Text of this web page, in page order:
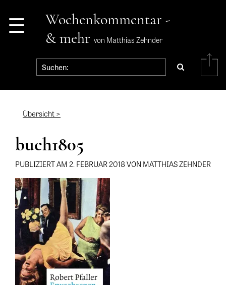
☰
Wochenkommentar -
& mehr von Matthias Zehnder
Übersicht >
buch1805
PUBLIZIERT AM 2. FEBRUAR 2018 VON MATTHIAS ZEHNDER